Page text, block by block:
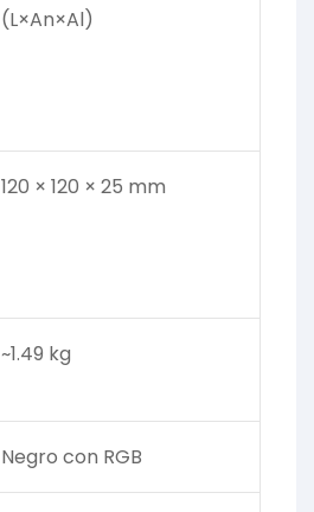
(L×An×Al)
120 × 120 × 25 mm
~1.49 kg
Negro con RGB